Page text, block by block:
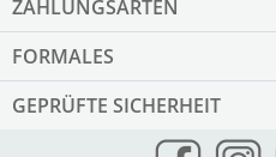
ZAHLUNGSARTEN
FORMALES
GEPRÜFTE SICHERHEIT